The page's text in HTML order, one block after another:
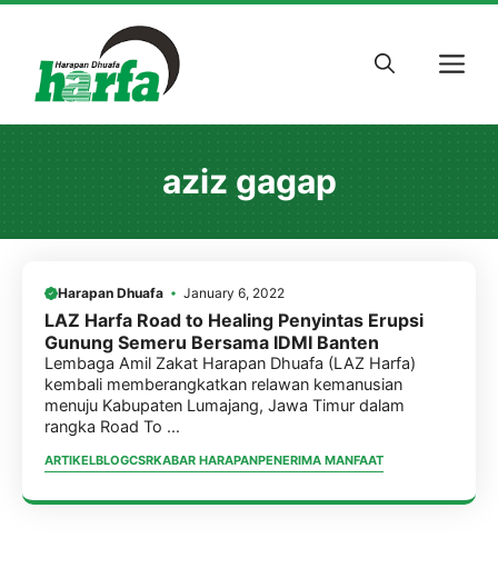
content
aziz gagap
Harapan Dhuafa January 6, 2022
LAZ Harfa Road to Healing Penyintas Erupsi
Gunung Semeru Bersama IDMI Banten
Lembaga Amil Zakat Harapan Dhuafa (LAZ Harfa)
kembali memberangkatkan relawan kemanusian
menuju Kabupaten Lumajang, Jawa Timur dalam
rangka Road To ...
ARTIKELBLOGCSRKABAR HARAPANPENERIMA MANFAAT